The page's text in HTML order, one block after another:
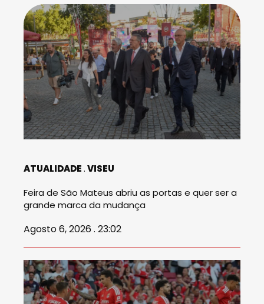
ATUALIDADE VISEU
Feira de São Mateus abriu as portas e quer ser a
grande marca da mudança
Agosto 6, 2026 . 23:02